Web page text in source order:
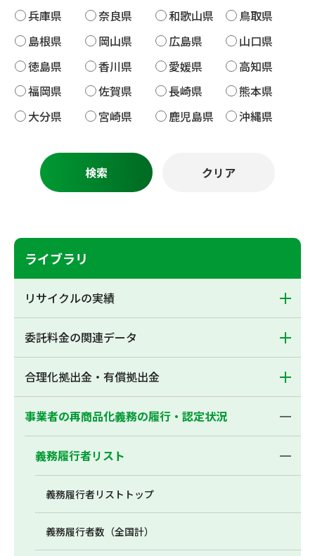
兵庫県
奈良県 和歌山県
鳥取県
島根県
岡山県 広島県
山口県
徳島県
香川県 愛媛県
高知県
福岡県
佐賀県 長崎県
熊本県
大分県
宮崎県 鹿児島県 沖縄県
ライブラリ
リサイクルの実績
委託料金の関連データ
合理化拠出金・有償拠出金
事業者の再商品化義務の履行・認定状況
義務履行者リスト
義務履行者リストトップ
義務履行者数（全国計）